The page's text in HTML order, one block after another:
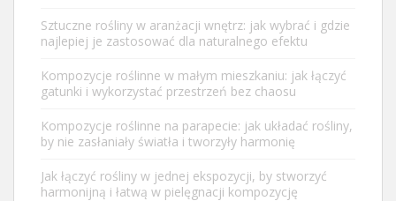
Sztuczne rośliny w aranżacji wnętrz: jak wybrać i gdzie
najlepiej je zastosować dla naturalnego efektu
Kompozycje roślinne w małym mieszkaniu: jak łączyć
gatunki i wykorzystać przestrzeń bez chaosu
Kompozycje roślinne na parapecie: jak układać rośliny,
by nie zasłaniały światła i tworzyły harmonię
Jak łączyć rośliny w jednej ekspozycji, by stworzyć
harmonijną i łatwą w pielęgnacji kompozycję